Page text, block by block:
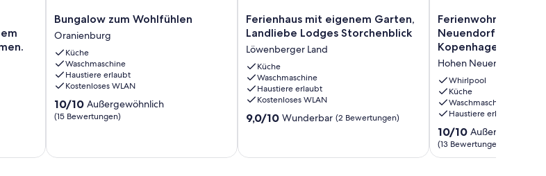
Bungalow
zum
Wohlfühlen
Oranienburg
Bungalow zum Wohlfühlen
Oranienburg
Küche
Waschmaschine
Haustiere erlaubt
Kostenloses WLAN
10.0
von
10/10 Außergewöhnlich
(15 Bewertungen)
Ferienhaus
mit
Garten,
Landliebe
Lodges
Storchenblick
Löwenberger
Land
Ferienhaus mit eigenem Garten,
Landliebe Lodges Storchenblick
Löwenberger Land
Küche
Waschmaschine
Haustiere erlaubt
Kostenloses WLAN
9.0
9,0/10 Wunderbar (2 Bewertungen)
Ferienwohnung
Hohen
Neuendorf
am
Radweg
Berlin
Kopenhagen
Hohen
Neuendorf
Ferienwohnung
Neuendorf am
Kopenhagen
Hohen Neuendorf
Whirlpool
Küche
Waschmaschine
Haustiere erlaubt
10.0
von
10,
10/10
(13 Bewertungen)